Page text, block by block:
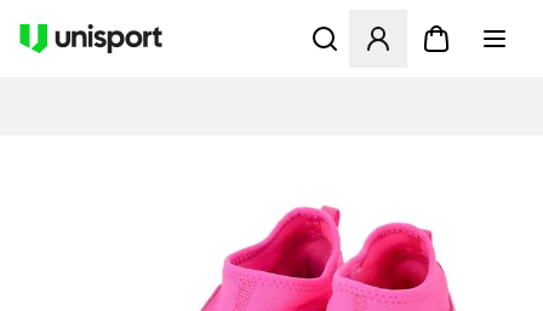
Åbner en Modal til at